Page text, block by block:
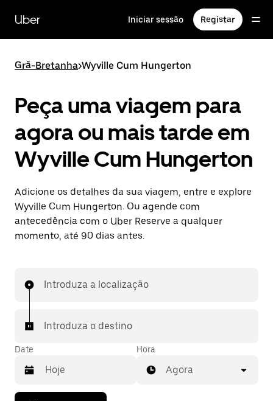
para
conteúdo
Uber Iniciar sessão Registar
Grã-Bretanha>Wyville Cum Hungerton
Peça uma viagem para
agora ou mais tarde em
Wyville Cum Hungerton
Adicione os detalhes da sua viagem, entre e explore
Wyville Cum Hungerton. Ou agende com
antecedência com o Uber Reserve a qualquer
momento, até 90 dias antes.
Introduza a localização
Introduza o destino
Date Hora
Agora